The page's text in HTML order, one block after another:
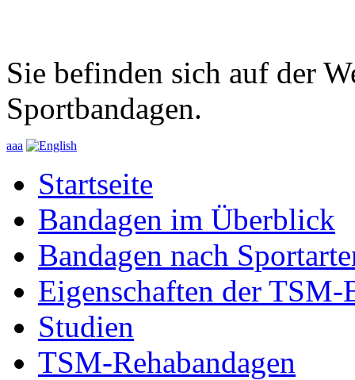
Sie befinden sich auf der
Sportbandagen.
aaa
Startseite
Bandagen im Überblick
Bandagen nach
Eigenschaften der TSM-
Studien
TSM-Rehabandagen